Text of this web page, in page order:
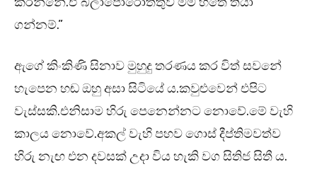
ගන්නම්.”
ඇගේ කිංකිණි සිනාව මුහුදු තරණය කර විත් සවනේ
හැපෙන හඬ ඔහු අසා සිටියේ ය.කවුළුවෙන් එපිට
වැස්සකි.එනිසාම හිරු පෙනෙන්නට නොවේ.මේ වැහි
කාලය නොවේ.අකල් වැහි පහව ගොස් දීප්තිමවත්ව
හිරු නැඟ එන දවසක් උදා විය හැකි වග සිතිජ සිතී ය.